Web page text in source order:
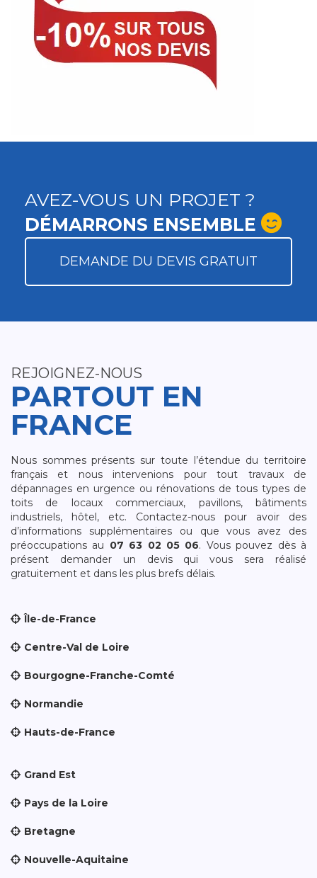
AVEZ-VOUS UN PROJET ?
DÉMARRONS ENSEMBLE
DEMANDE DU DEVIS GRATUIT
REJOIGNEZ-NOUS
PARTOUT EN
FRANCE
Nous sommes présents sur toute l’étendue du territoire
français et nous intervenions pour tout travaux de
dépannages en urgence ou rénovations de tous types de
toits de locaux commerciaux, pavillons, bâtiments
industriels, hôtel, etc. Contactez-nous pour avoir des
d’informations supplémentaires ou que vous avez des
préoccupations au 07 63 02 05 06. Vous pouvez dès à
présent demander un devis qui vous sera réalisé
gratuitement et dans les plus brefs délais.
Île-de-France
Centre-Val de Loire
Bourgogne-Franche-Comté
Normandie
Hauts-de-France
Grand Est
Pays de la Loire
Bretagne
Nouvelle-Aquitaine